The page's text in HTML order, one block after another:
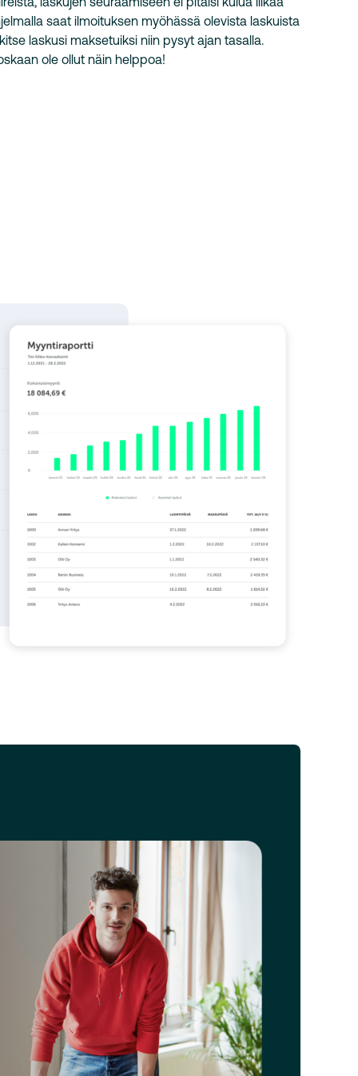
saat ilmoituksen myöhässä olevista laskuista
laskusi maksetuiksi niin pysyt ajan tasalla.
ole ollut näin helppoa!